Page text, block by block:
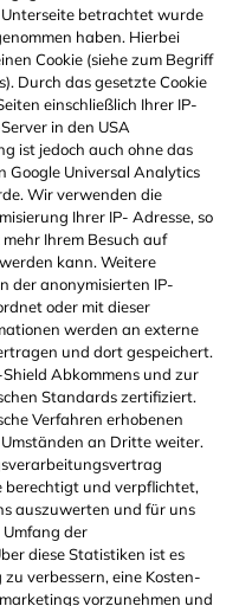
betrachtet wurde
haben. Hierbei
Cookie (siehe zum Begriff
Durch das gesetzte Cookie
einschließlich Ihrer IP-
in den USA
ist jedoch auch ohne das
Google Universal Analytics
Wir verwenden die
Ihrer IP- Adresse, so
Ihrem Besuch auf
kann. Weitere
der anonymisierten IP-
oder mit dieser
werden an externe
und dort gespeichert.
Abkommens und zur
Standards zertifiziert.
Verfahren erhobenen
an Dritte weiter.
berechtigt und verpflichtet,
auszuwerten und für uns
der
diese Statistiken ist es
verbessern, eine Kosten-
vorzunehmen und